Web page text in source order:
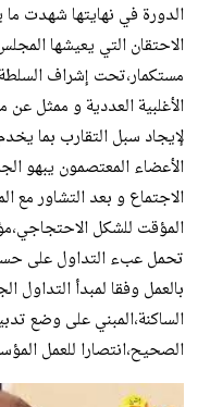
الدورة في نهايتها شهدت ما
الاحتقان التي يعيشها
مستكمار،تحت إشراف
الأغلبية العددية و ممثل
لإيجاد سبل التقارب بما
الأعضاء المعتصمون يبهو
الاجتماع و بعد التشاور مع
المؤقت للشكل
تحمل عبء التداول على
بالعمل وفقا لمبدأ التداول
الساكنة،المبني على وضع
الصحيح،انتصارا للعمل